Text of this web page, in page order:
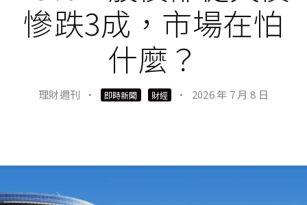
慘跌3成，市場在怕
什麼？
理財週刊 · 即時新聞 財經 · 2026 年 7 月 8 日